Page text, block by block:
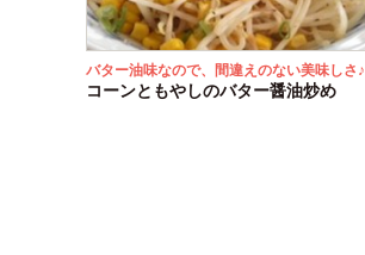
バター油味なので、間違えのない美味しさ♪
コーンともやしのバター醤油炒め